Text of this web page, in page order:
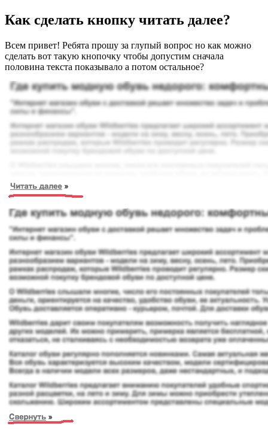
Как сделать кнопку читать далее?
Всем привет! Ребята прошу за глупый вопрос но как можно
сделать вот такую кнопочку чтобы допустим сначала
половина текста показывало а потом остальное?